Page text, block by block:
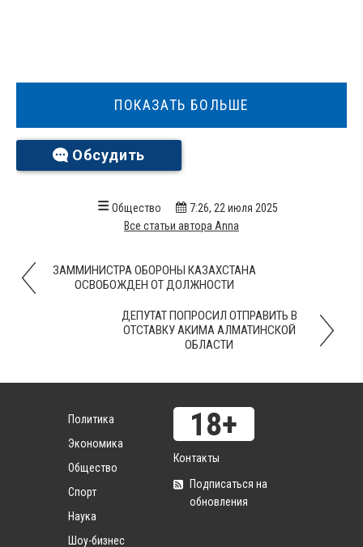
ПОКАЗАТЬ БОЛЬШЕ
Обсудить
Общество
7:26, 22 июля 2025
Все статьи автора Anna
ЗАММИНИСТРА ОБОРОНЫ КАЗАХСТАНА
ОСВОБОЖДЕН ОТ ДОЛЖНОСТИ
ДЕПУТАТ ПОПРОСИЛ ОТПРАВИТЬ В
ОТСТАВКУ АКИМА АЛМАТИНСКОЙ
ОБЛАСТИ
Политика
Экономика
Общество
Спорт
Наука
Шоу-бизнес
Контакты
Подписаться на
обновления